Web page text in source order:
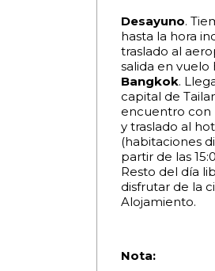
Desayuno.
hasta la hora
traslado al
salida en vuelo
Bangkok.
capital de
encuentro con
y traslado al
(habitaciones
partir de las
Resto del día
disfrutar de la
Alojamiento.
Nota: